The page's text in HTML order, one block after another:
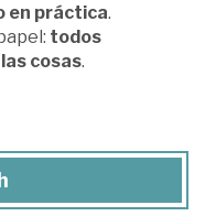
en práctica.
todos
cosas.